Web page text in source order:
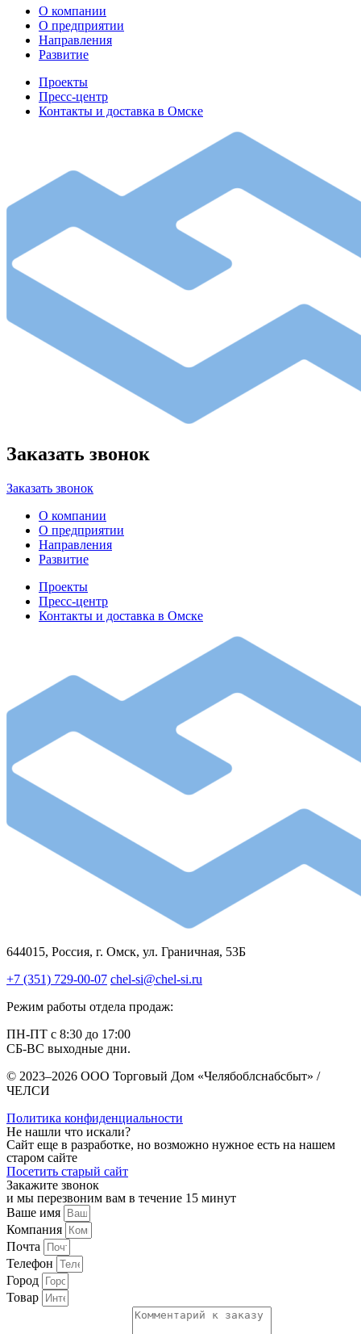
О компании
О предприятии
Направления
Развитие
Проекты
Пресс-центр
Контакты и доставка в Омске
Заказать звонок
Заказать звонок
О компании
О предприятии
Направления
Развитие
Проекты
Пресс-центр
Контакты и доставка в Омске
644015, Россия, г. Омск, ул. Граничная, 53Б
+7 (351) 729-00-07 chel-si@chel-si.ru
Режим работы отдела продаж:
ПН-ПТ с 8:30 до 17:00
СБ-ВС выходные дни.
© 2023–2026 ООО Торговый Дом «Челябоблснабсбыт» /
ЧЕЛСИ
Политика конфиденциальности
Не нашли что искали?
Сайт еще в разработке, но возможно нужное есть на нашем
старом сайте
Посетить старый сайт
Закажите звонок
и мы перезвоним вам в течение 15 минут
Ваше имя
Компания
Почта
Телефон
Город
Товар